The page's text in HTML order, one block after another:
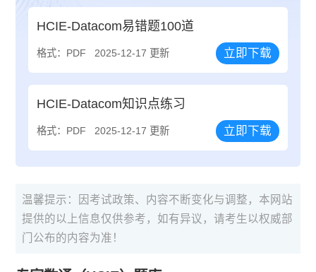
HCIE-Datacom易错题100道
格式：PDF 2025-12-17 更新 立即下载
HCIE-Datacom知识点练习
格式：PDF 2025-12-17 更新 立即下载
温馨提示：因考试政策、内容不断变化与调整，本网站
提供的以上信息仅供参考，如有异议，请考生以权威部
门公布的内容为准！